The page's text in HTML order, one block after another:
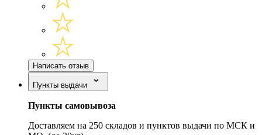
Написать отзыв
Пункты выдачи
Пункты самовывоза
Доставляем на 250 складов и пунктов выдачи по МСК и